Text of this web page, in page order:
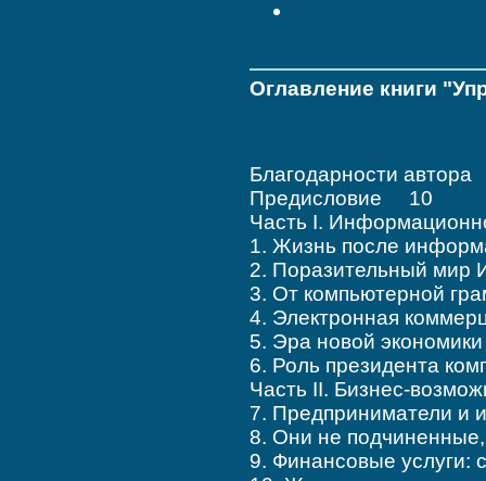
Оглавление книги
Благодарности
Предисловие 10
Часть I.
1. Жизнь после
2. Поразительный
3. От компьютерной
4. Электронная
5. Эра новой
6. Роль президента
Часть II. Бизнес-
7. Предприниматели
8. Они не
9. Финансовые